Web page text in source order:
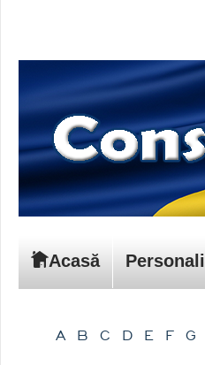
Acasă
A B C D E F G